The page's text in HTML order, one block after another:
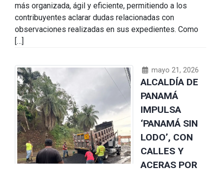
más organizada, ágil y eficiente, permitiendo a los
contribuyentes aclarar dudas relacionadas con
observaciones realizadas en sus expedientes. Como
[…]
mayo 21, 2026
ALCALDÍA DE
PANAMÁ
IMPULSA
‘PANAMÁ SIN
LODO’, CON
CALLES Y
ACERAS POR